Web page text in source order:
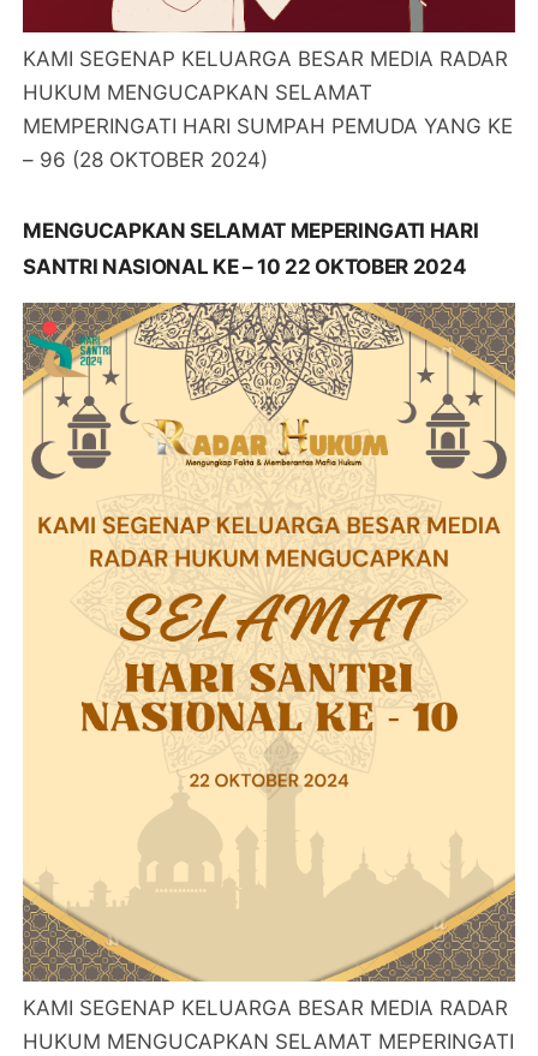
KAMI SEGENAP KELUARGA BESAR MEDIA RADAR
HUKUM MENGUCAPKAN SELAMAT
MEMPERINGATI HARI SUMPAH PEMUDA YANG KE
– 96 (28 OKTOBER 2024)
MENGUCAPKAN SELAMAT MEPERINGATI HARI
SANTRI NASIONAL KE – 10 22 OKTOBER 2024
KAMI SEGENAP KELUARGA BESAR MEDIA RADAR
HUKUM MENGUCAPKAN SELAMAT MEPERINGATI